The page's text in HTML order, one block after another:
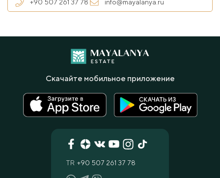
+90 507 261 37 78 info@mayalanya.ru
TR +90 507 261 37 78
Скачайте мобильное приложение